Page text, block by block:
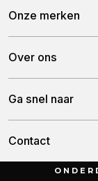
Onze merken
Tulip
Over ons
Team
Ga snel naar
Contact
Munnikenheiweg